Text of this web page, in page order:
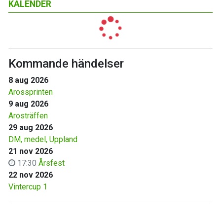
KALENDER
Kommande händelser
8 aug 2026
Arossprinten
9 aug 2026
Arosträffen
29 aug 2026
DM, medel, Uppland
21 nov 2026
17:30 Årsfest
22 nov 2026
Vintercup 1